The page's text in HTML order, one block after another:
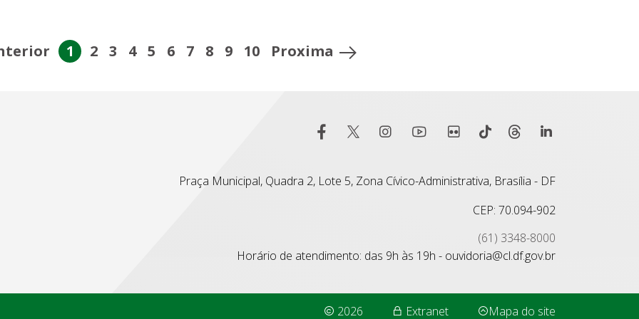
1 2 3 4 5 6 7 8 9 10 Proxima
Praça Municipal, Quadra 2, Lote 5, Zona Cívico-Administrativa, Brasília - DF
CEP: 70.094-902
(61) 3348-8000
Horário de atendimento: das 9h às 19h - ouvidoria@cl.df.gov.br
2026 Extranet Mapa do site